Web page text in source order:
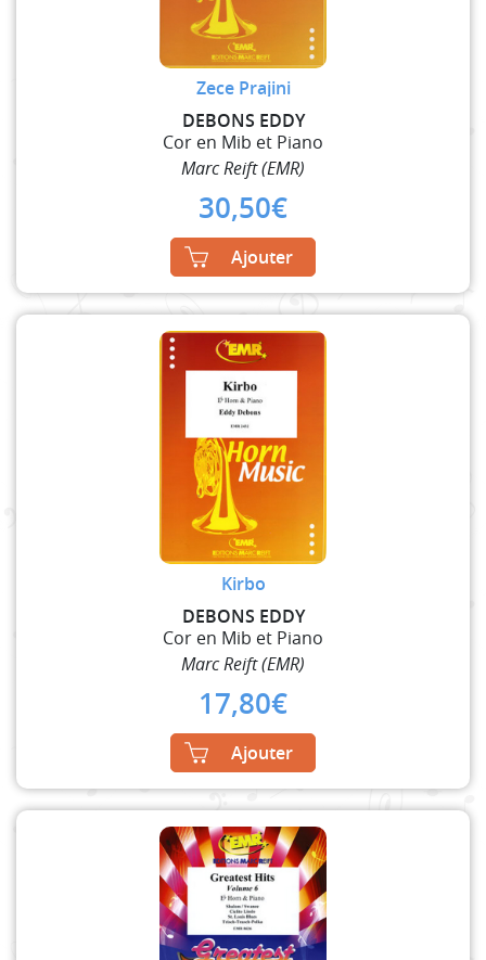
Zece Prajini
DEBONS EDDY
Cor en Mib et Piano
Marc Reift (EMR)
30,50€
Ajouter
Kirbo
DEBONS EDDY
Cor en Mib et Piano
Marc Reift (EMR)
17,80€
Ajouter